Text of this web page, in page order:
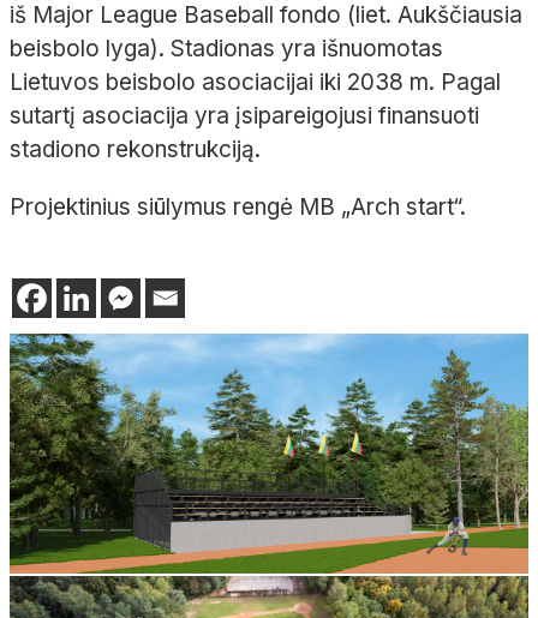
iš Major League Baseball fondo (liet. Aukščiausia
beisbolo lyga). Stadionas yra išnuomotas
Lietuvos beisbolo asociacijai iki 2038 m. Pagal
sutartį asociacija yra įsipareigojusi finansuoti
stadiono rekonstrukciją.
Projektinius siūlymus rengė MB „Arch start“.